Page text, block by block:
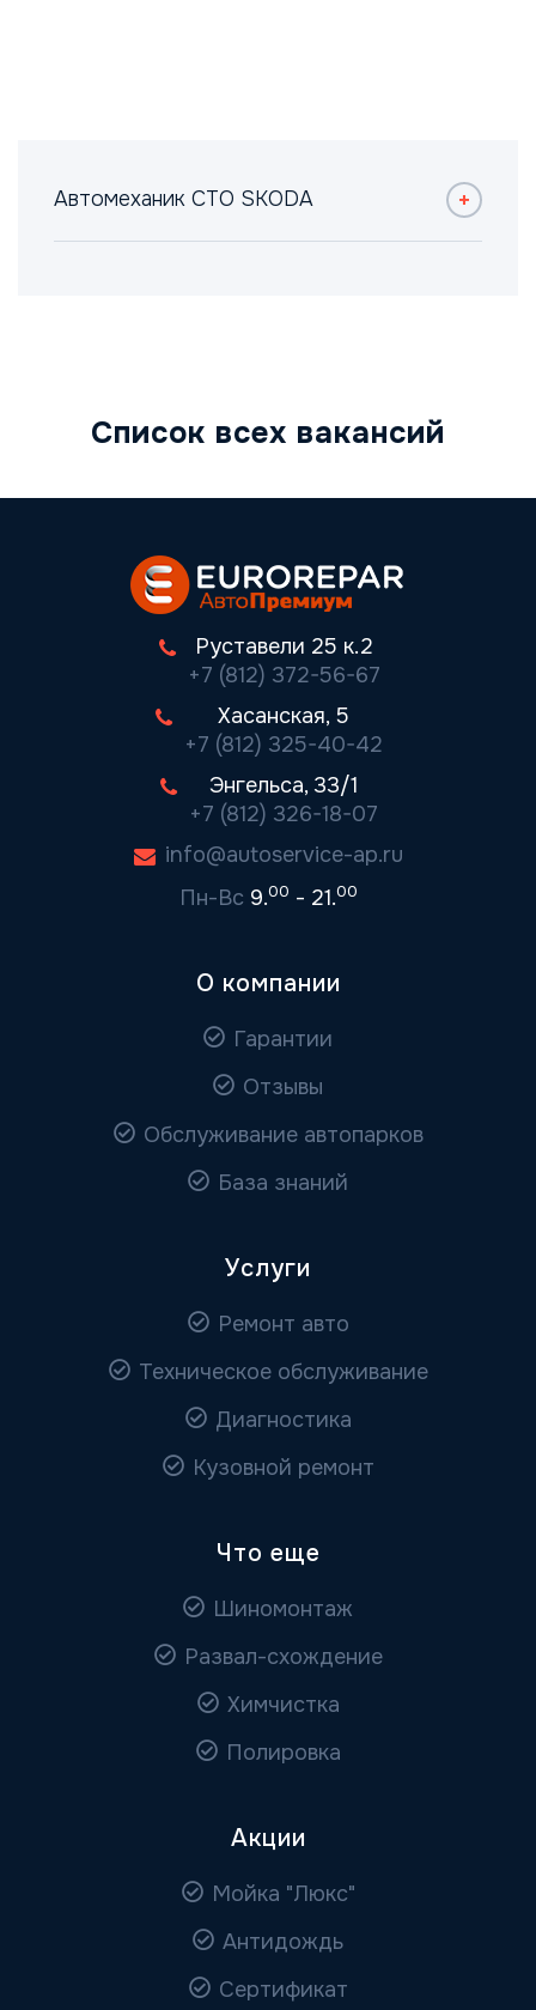
Автомеханик СТО SKODA
Список всех вакансий
Руставели 25 к.2
+7 (812) 372-56-67
Хасанская, 5
+7 (812) 325-40-42
Энгельса, 33/1
+7 (812) 326-18-07
info@autoservice-ap.ru
Пн-Вс 9.00 - 21.00
О компании
Гарантии
Отзывы
Обслуживание автопарков
База знаний
Услуги
Ремонт авто
Техническое обслуживание
Диагностика
Кузовной ремонт
Что еще
Шиномонтаж
Развал-схождение
Химчистка
Полировка
Акции
Мойка "Люкс"
Антидождь
Сертификат